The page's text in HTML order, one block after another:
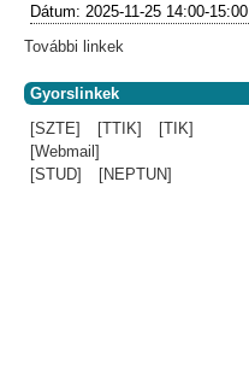
Dátum:2025-11-25 14:00-15:00
További linkek
Gyorslinkek
[SZTE]
[TTIK]
[TIK]
[Webmail]
[STUD]
[NEPTUN]